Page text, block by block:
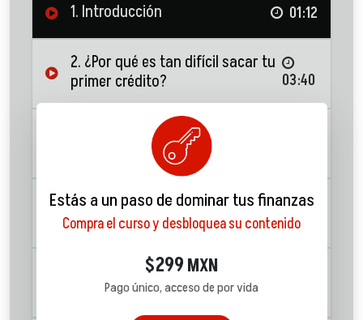
1. Introducción 01:12
2. ¿Por qué es tan difícil sacar tu
primer crédito?
03:40
3. ¿Quién, cuánto y para qué
quieres tu primera deuda?
4. Lo que debes hacer antes de
pedir tu primer crédito
05:35
5. Los créditos más fáciles de
conseguir
Estás a un paso de dominar tus finanzas
Compra el curso y desbloquea su contenido
$299 MXN
Pago único, acceso de por vida